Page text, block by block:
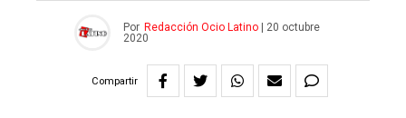
Por Redacción Ocio Latino
20 octubre
2020
Compartir